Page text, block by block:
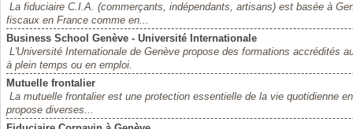
La fiduciaire C.I.A. (commerçants, indépendants, artisans) est basée à
fiscaux en France comme en...
Business School Genève - Université Internationale
L'Université Internationale de Genève propose des formations accrédités
à plein temps ou en emploi.
Mutuelle frontalier
La mutuelle frontalier est une protection essentielle de la vie quotidienne
propose diverses...